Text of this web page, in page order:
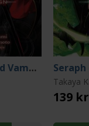
Seraph of the End Vampire Reign Vol 8
Takaya
139 kr